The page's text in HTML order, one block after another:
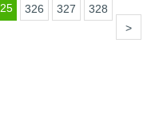
326 327
328
>